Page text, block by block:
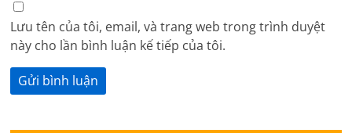
Lưu tên của tôi, email, và trang web trong trình duyệt
này cho lần bình luận kế tiếp của tôi.